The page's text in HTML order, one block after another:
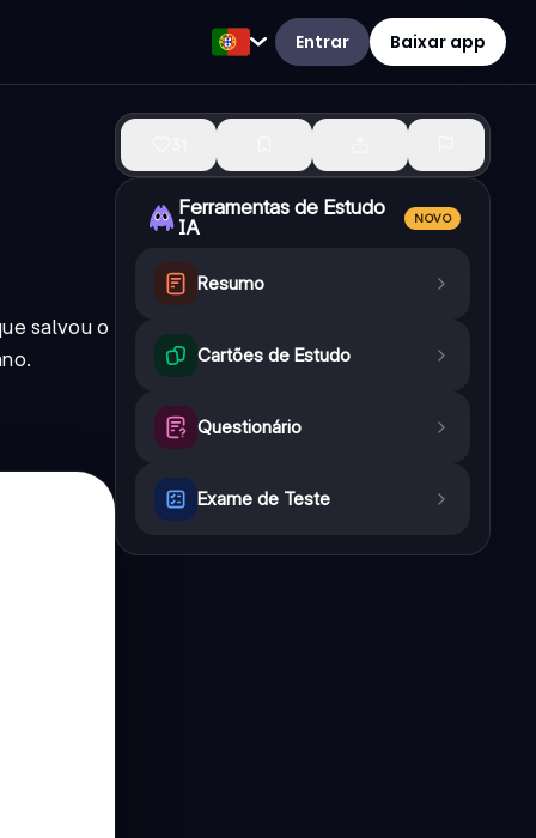
Entrar Baixar app
salvou o
Ferramentas de Estudo
IA
NOVO
Resumo
Cartões de Estudo
Questionário
Exame de Teste